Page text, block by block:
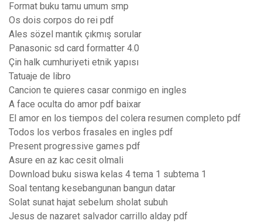
Format buku tamu umum smp
Os dois corpos do rei pdf
Ales sözel mantık çıkmış sorular
Panasonic sd card formatter 4.0
Çin halk cumhuriyeti etnik yapısı
Tatuaje de libro
Cancion te quieres casar conmigo en ingles
A face oculta do amor pdf baixar
El amor en los tiempos del colera resumen completo pdf
Todos los verbos frasales en ingles pdf
Present progressive games pdf
Asure en az kac cesit olmali
Download buku siswa kelas 4 tema 1 subtema 1
Soal tentang kesebangunan bangun datar
Solat sunat hajat sebelum sholat subuh
Jesus de nazaret salvador carrillo alday pdf